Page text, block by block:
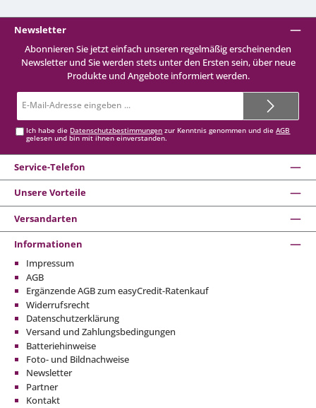
Newsletter
Abonnieren Sie jetzt einfach unseren regelmäßig erscheinenden
Newsletter und Sie werden stets unter den Ersten sein, über neue
Produkte und Angebote informiert werden.
Mail-
Ich habe die Datenschutzbestimmungen zur Kenntnis genommen und dieAGB
gelesen und bin mit ihnen einverstanden.
Service-Telefon
Unsere Vorteile
Versandarten
Informationen
Impressum
AGB
Ergänzende AGB zum easyCredit-Ratenkauf
Widerrufsrecht
Datenschutzerklärung
Versand und Zahlungsbedingungen
Batteriehinweise
Foto- und Bildnachweise
Newsletter
Partner
Kontakt